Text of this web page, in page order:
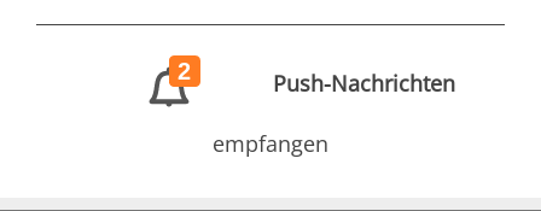
2 Push-Nachrichten
empfangen